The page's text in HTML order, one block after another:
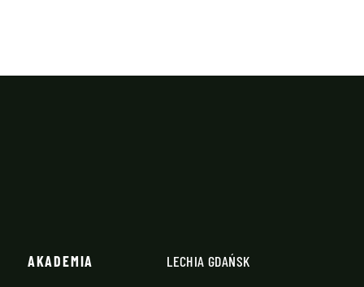
AKADEMIA LECHIA GDAŃSK